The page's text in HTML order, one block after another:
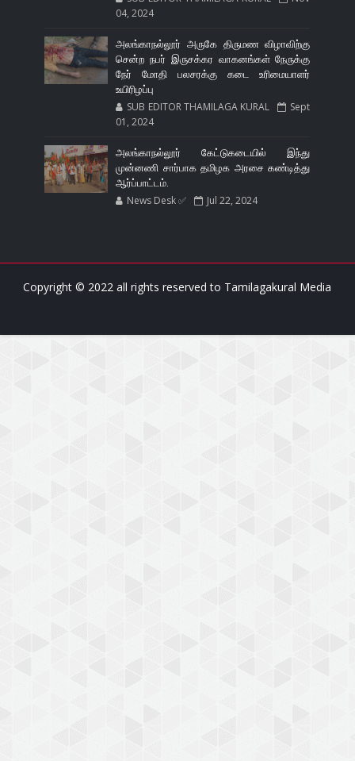
04, 2024
அலங்காநல்லூர் அருகே திருமண விழாவிற்கு
சென்ற நபர் இருசக்கர வாகனங்கள் நேருக்கு
நேர் மோதி பலசரக்கு கடை உரிமையாளர்
உயிரிழப்பு
SUB EDITOR THAMILAGA KURAL
Sept
01, 2024
அலங்காநல்லூர் கேட்டுகடையில் இந்து
முன்னணி சார்பாக தமிழக அரசை கண்டித்து
ஆர்ப்பாட்டம்.
News Desk ✅ Jul 22, 2024
Copyright © 2022 all rights reserved to Tamilagakural Media